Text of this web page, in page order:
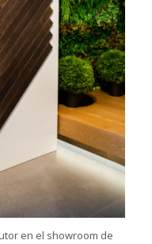
en el showroom de